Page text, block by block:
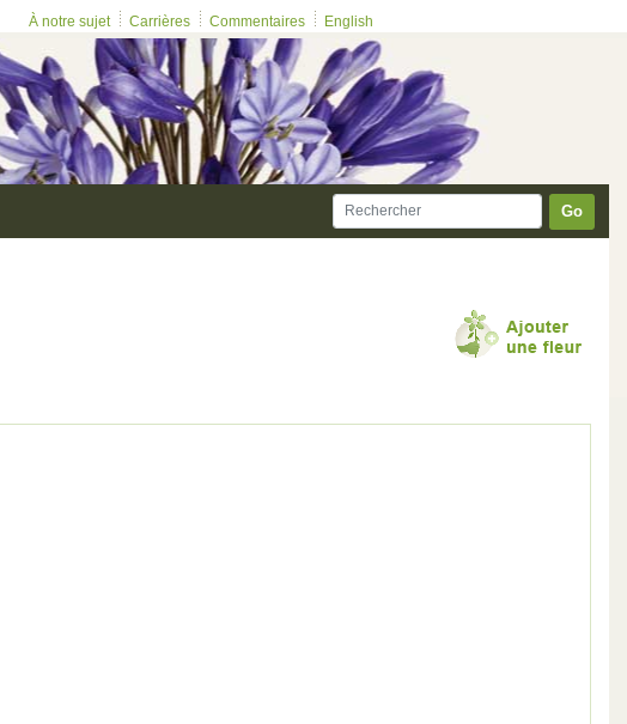
À notre sujet Carrières Commentaires English
Go